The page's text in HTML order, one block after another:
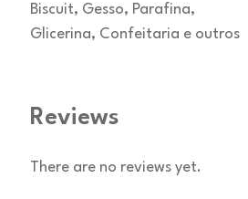
Biscuit, Gesso, Parafina,
Glicerina, Confeitaria e outros
Reviews
There are no reviews yet.